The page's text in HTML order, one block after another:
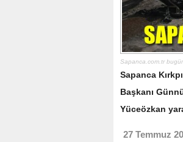
Sapanca.com.tr
Sapanca
Başkanı
Yüceözkan
27 Temmuz